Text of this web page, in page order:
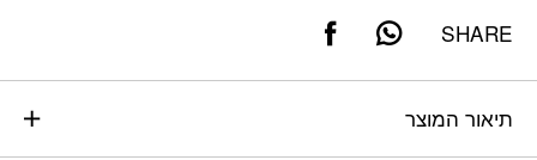
SHARE
תיאור המוצר